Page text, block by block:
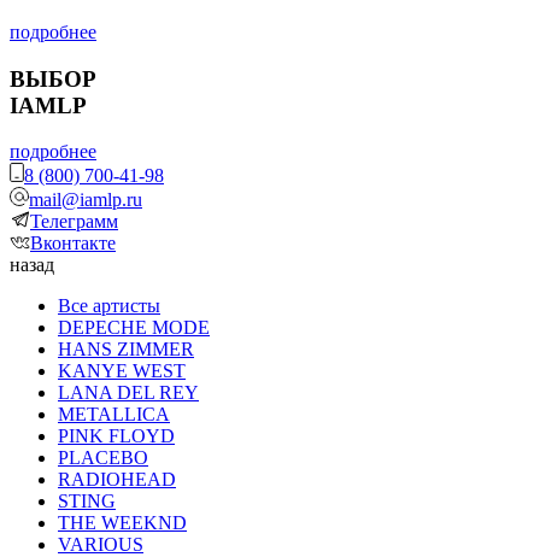
подробнее
ВЫБОР
IAMLP
подробнее
8 (800) 700-41-98
mail@iamlp.ru
Телеграмм
Вконтакте
назад
Все артисты
DEPECHE MODE
HANS ZIMMER
KANYE WEST
LANA DEL REY
METALLICA
PINK FLOYD
PLACEBO
RADIOHEAD
STING
THE WEEKND
VARIOUS